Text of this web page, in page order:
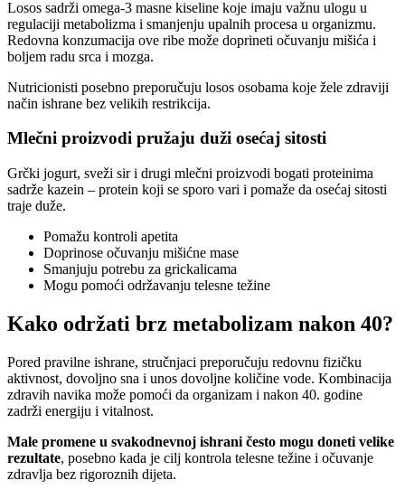
Losos sadrži omega-3 masne kiseline koje imaju važnu ulogu u
regulaciji metabolizma i smanjenju upalnih procesa u organizmu.
Redovna konzumacija ove ribe može doprineti očuvanju mišića i
boljem radu srca i mozga.
Nutricionisti posebno preporučuju losos osobama koje žele zdraviji
način ishrane bez velikih restrikcija.
Mlečni proizvodi pružaju duži osećaj sitosti
Grčki jogurt, sveži sir i drugi mlečni proizvodi bogati proteinima
sadrže kazein – protein koji se sporo vari i pomaže da osećaj sitosti
traje duže.
Pomažu kontroli apetita
Doprinose očuvanju mišićne mase
Smanjuju potrebu za grickalicama
Mogu pomoći održavanju telesne težine
Kako održati brz metabolizam nakon 40?
Pored pravilne ishrane, stručnjaci preporučuju redovnu fizičku
aktivnost, dovoljno sna i unos dovoljne količine vode. Kombinacija
zdravih navika može pomoći da organizam i nakon 40. godine
zadrži energiju i vitalnost.
Male promene u svakodnevnoj ishrani često mogu doneti velike
rezultate, posebno kada je cilj kontrola telesne težine i očuvanje
zdravlja bez rigoroznih dijeta.